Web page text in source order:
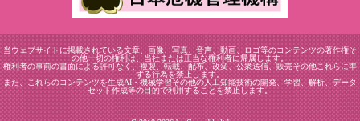
当ウェブサイトに掲載されている文章、画像、写真、音声、動画、ロゴ等のコンテンツの著作権そ
の他一切の権利は、当社または正当な権利者に帰属します。
権利者の事前の書面による許可なく、複製、転載、配布、改変、公衆送信、販売その他これらに準
ずる行為を禁止します。
また、これらのコンテンツを生成AI・機械学習その他の人工知能技術の開発、学習、解析、データ
セット作成等の目的で利用することを禁止します。